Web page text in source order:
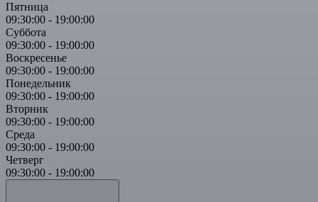
Пятница
09:30:00 - 19:00:00
Суббота
09:30:00 - 19:00:00
Воскресенье
09:30:00 - 19:00:00
Понедельник
09:30:00 - 19:00:00
Вторник
09:30:00 - 19:00:00
Среда
09:30:00 - 19:00:00
Четверг
09:30:00 - 19:00:00